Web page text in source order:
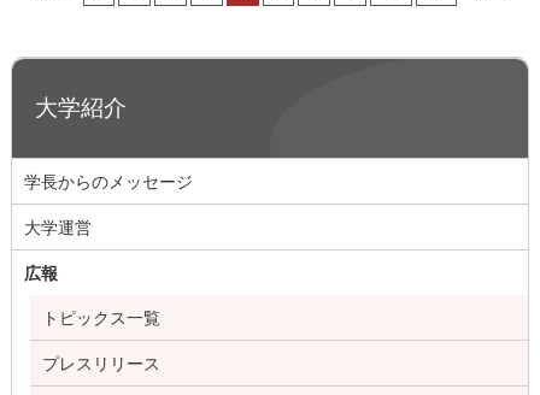
大学紹介
学長からのメッセージ
大学運営
広報
トピックス一覧
プレスリリース